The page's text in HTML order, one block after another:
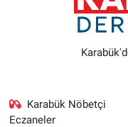
Karabük Nöbetçi
Eczaneler